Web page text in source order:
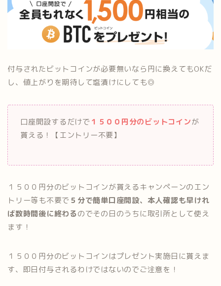
付与されたビットコインが必要無いなら円に換えてもOKだ
し、値上がりを期待して塩漬けにしても◎
口座開設するだけで１５００円分のビットコインが
貰える！【エントリー不要】
１５００円分のビットコインが貰えるキャンペーンのエン
トリー等も不要で５分で簡単口座開設、本人確認も早けれ
ば数時間後に終わるのでその日のうちに取引所として使え
ます！
１５００円分のビットコインはプレゼント実施日に貰えま
す、即日付与されるわけではないのでご注意を！